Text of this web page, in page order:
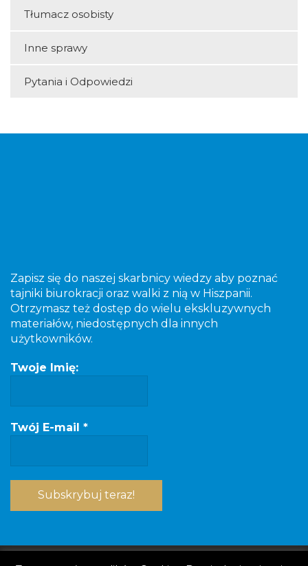
Tłumacz osobisty
Inne sprawy
Pytania i Odpowiedzi
Zapisz się do naszej skarbnicy wiedzy aby poznać
tajniki biurokracji oraz walki z nią w Hiszpanii.
Otrzymasz też dostęp do wielu ekskluzywnych
materiałów, niedostępnych dla innych
użytkowników.
Twoje Imię:
Twój E-mail *